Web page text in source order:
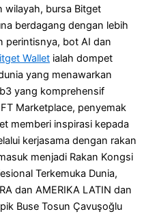
wilayah, bursa Bitget
berdagang dengan lebih
perintisnya, bot AI dan
Wallet ialah dompet
yang menawarkan
yang komprehensif
Marketplace, penyemak
memberi inspirasi kepada
kerjasama dengan rakan
menjadi Rakan Kongsi
Terkemuka Dunia,
dan AMERIKA LATIN dan
Buse Tosun Çavuşoğlu